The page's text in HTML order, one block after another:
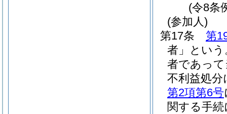
(令8条
(参加人)
第17条
第
者」という
者であっ
不利益処
第2項第6号
関する手